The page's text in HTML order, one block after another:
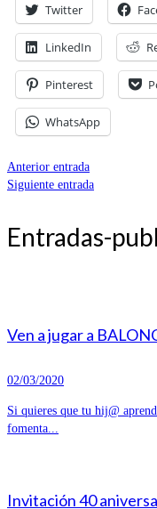
Twitter
LinkedIn
Pinterest
WhatsApp
Anterior entrada
Siguiente entrada
Entradas-
Ven a jugar a
02/03/2020
Si quieres que tu hij@
fomenta...
Invitación 40